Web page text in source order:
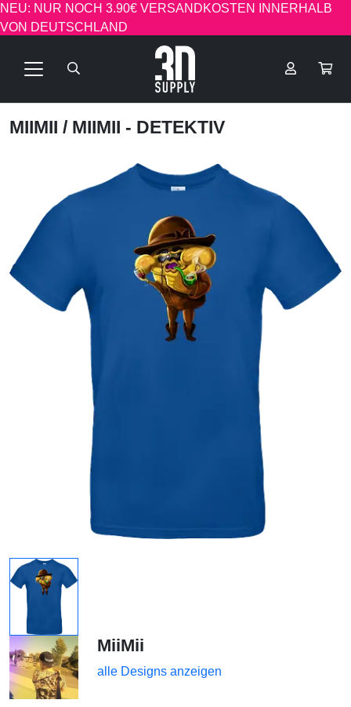
NEU: NUR NOCH 3.90€ VERSANDKOSTEN INNERHALB
VON DEUTSCHLAND
MIIMII / MIIMII - DETEKTIV
MiiMii
alle Designs anzeigen